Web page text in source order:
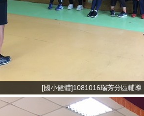
[國小健體]1081016瑞芳分區輔導